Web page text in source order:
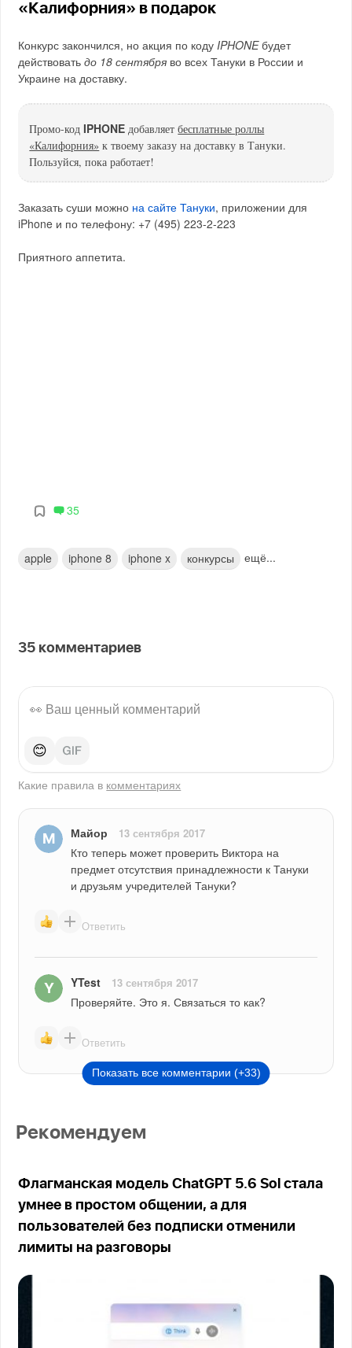
«Калифорния» в подарок
Конкурс закончился, но акция по кодуIPHONEбудет
действоватьдо 18 сентября во всех Тануки в России и
Украине на доставку.
Промо-код IPHONE добавляетбесплатные роллы
«Калифорния» к твоему заказу на доставку в Тануки.
Пользуйся, пока работает!
Заказать суши можно на сайте Тануки, приложении для
iPhone и по телефону: +7 (495) 223-2-223
Приятного аппетита.
35
apple iphone 8 iphone x конкурсы ещё...
35 комментариев
😊
Какие правила в комментариях
Майор 13 сентября 2017
Кто теперь может проверить Виктора на
предмет отсутствия принадлежности к Тануки
и друзьям учредителей Тануки?
Ответить
YTest 13 сентября 2017
Проверяйте. Это я. Связаться то как?
Ответить
Показать все комментарии (+33)
Рекомендуем
Флагманская модель ChatGPT 5.6 Sol стала
умнее в простом общении, а для
пользователей без подписки отменили
лимиты на разговоры